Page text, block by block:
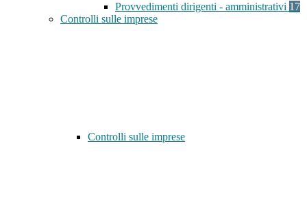
Provvedimenti dirigenti - amministrativi 17
Controlli sulle imprese
Controlli sulle imprese